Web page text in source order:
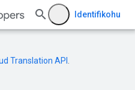
Identifikohu
Translation API